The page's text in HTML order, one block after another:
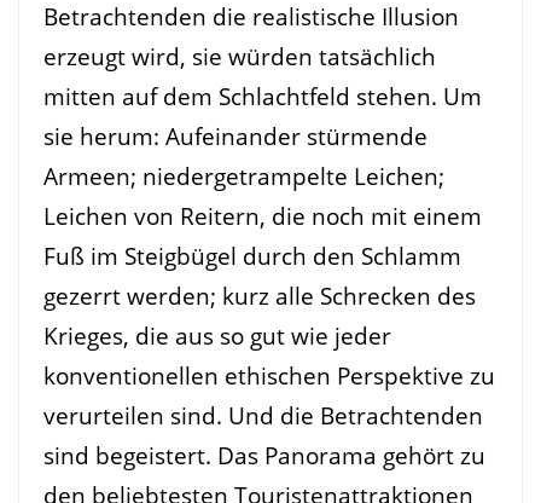
Betrachtenden die realistische Illusion
erzeugt wird, sie würden tatsächlich
mitten auf dem Schlachtfeld stehen. Um
sie herum: Aufeinander stürmende
Armeen; niedergetrampelte Leichen;
Leichen von Reitern, die noch mit einem
Fuß im Steigbügel durch den Schlamm
gezerrt werden; kurz alle Schrecken des
Krieges, die aus so gut wie jeder
konventionellen ethischen Perspektive zu
verurteilen sind. Und die Betrachtenden
sind begeistert. Das Panorama gehört zu
den beliebtesten Touristenattraktionen